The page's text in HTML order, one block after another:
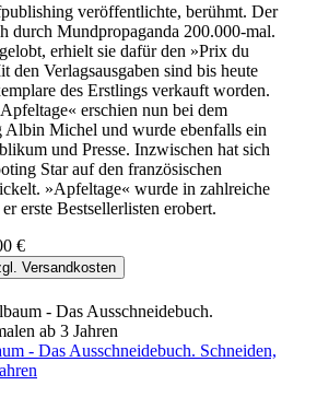
veröffentlichte, berühmt. Der
durch Mundpropaganda 200.000-mal.
erhielt sie dafür den »Prix du
den Verlagsausgaben sind bis heute
des Erstlings verkauft worden.
erschien nun bei dem
Albin Michel und wurde ebenfalls ein
und Presse. Inzwischen hat sich
Star auf den französischen
»Apfeltage« wurde in zahlreiche
erste Bestsellerlisten erobert.
€
Versandkosten
- Das Ausschneidebuch. Schneiden,